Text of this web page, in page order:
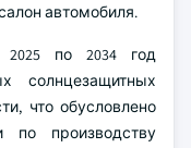
автомобиля.
2025 по 2034 год
солнцезащитных
что обусловлено
по производству